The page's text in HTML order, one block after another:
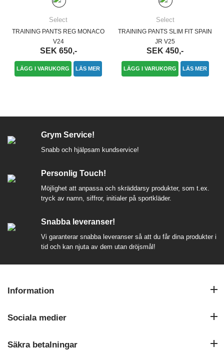
Select
TRAINING PANTS REG MONACO
V24
SEK 650,-
LÄGG I VARUKORG LÄS MER
Select
TRAINING PANTS SLIM FIT SPAIN
JR V25
SEK 450,-
LÄGG I VARUKORG LÄS MER
Grym Service!
Snabb och hjälpsam kundservice!
Personlig Touch!
Möjlighet att anpassa och skräddarsy produkter, som t.ex.
tryck av namn, siffror, initialer på sportkläder.
Snabba leveranser!
Vi garanterar snabba leveranser så att du får dina produkter i
tid och kan njuta av dem utan dröjsmål!
Information
Sociala medier
Säkra betalningar